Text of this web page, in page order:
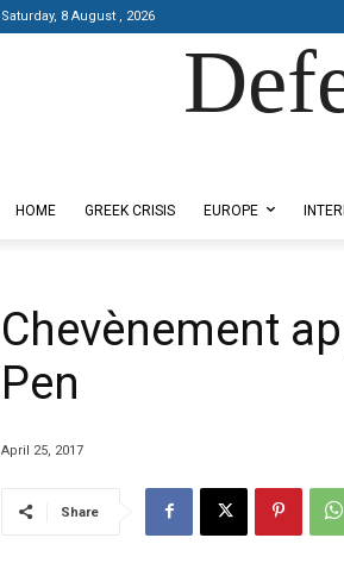
Saturday, 8 August , 2026
HOME GREEK CRISIS EUROPE
Chevènement
Pen
April 25, 2017
Share